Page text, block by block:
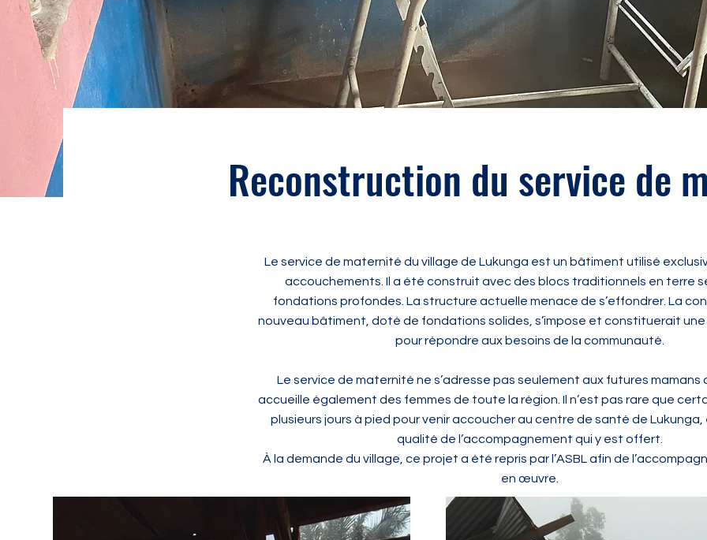
Reconstruction du service de
Le service de maternité du village de Lukunga est un bâtiment utilisé
accouchements. Il a été construit avec des blocs traditionnels en terre
fondations profondes. La structure actuelle menace de s’effondrer. La
nouveau bâtiment, doté de fondations solides, s’impose et constituerait
pour répondre aux besoins de la communauté.
Le service de maternité ne s’adresse pas seulement aux futures mamans
accueille également des femmes de toute la région. Il n’est pas rare que
plusieurs jours à pied pour venir accoucher au centre de santé de Lukunga,
qualité de l’accompagnement qui y est offert.
À la demande du village, ce projet a été repris par l’ASBL afin de
en œuvre.